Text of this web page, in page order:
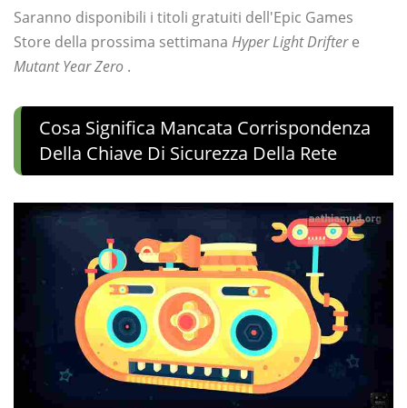
Saranno disponibili i titoli gratuiti dell'Epic Games
Store della prossima settimana Hyper Light Driftere
Mutant Year Zero .
Cosa Significa Mancata Corrispondenza
Della Chiave Di Sicurezza Della Rete